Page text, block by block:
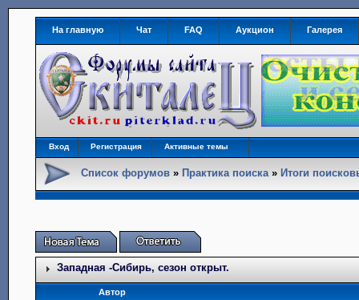
На главную Чат FAQ Аукцион Галерея
Вход Регистрация Активные темы
Список форумов » Практика поиска» Итоги
Западная -Сибирь, сезон открыт.
Автор